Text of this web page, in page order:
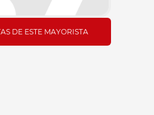
DE ESTE MAYORISTA